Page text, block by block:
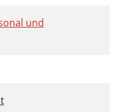
und